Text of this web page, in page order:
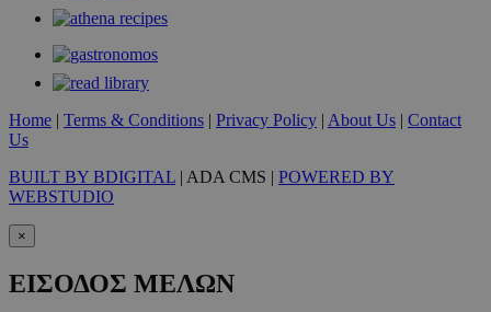
Home | Terms & Conditions | Privacy Policy | About Us | Contact
Us
BUILT BY BDIGITAL | ADA CMS | POWERED BY
WEBSTUDIO
×
ΕΙΣΟΔΟΣ ΜΕΛΩΝ
takeOverCookie www.must.com.cy 1 μέρα